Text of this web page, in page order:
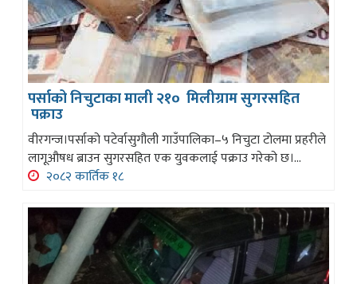
पर्साको निचुटाका माली २१० मिलीग्राम सुगरसहित
पक्राउ
वीरगन्ज।पर्साको पटेर्वासुगौली गाउँपालिका–५ निचुटा टोलमा प्रहरीले
लागूऔषध ब्राउन सुगरसहित एक युवकलाई पक्राउ गरेको छ।...
२०८२ कार्तिक १८